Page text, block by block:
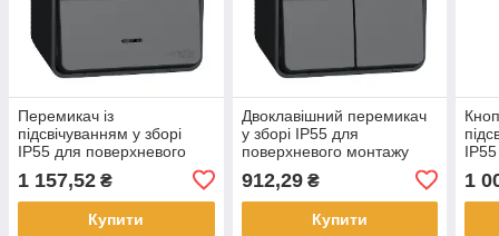
Перемикач із
підсвічуванням у зборі
IP55 для поверхневого
монтажу чорний Mureva
Styl Schneider Electric
1 157,52 ₴
Купити
Двоклавішний перемикач
у зборі IP55 для
поверхневого монтажу
Schneider Electric
MUR35022
912,29₴
Купити
1